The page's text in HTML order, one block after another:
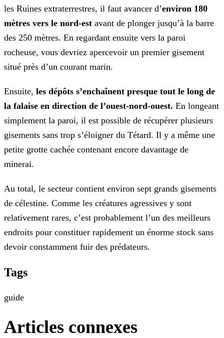
les Ruines extraterrestres, il faut avancer d’environ 180
mètres vers le nord-est avant de plonger jusqu’à la barre
des 250 mètres. En regardant ensuite vers la paroi
rocheuse, vous devriez apercevoir un premier gisement
situé près d’un courant marin.
Ensuite, les dépôts s’enchaînent presque tout le long de
la falaise en direction de l’ouest-nord-ouest. En longeant
simplement la paroi, il est possible de récupérer plusieurs
gisements sans trop s’éloigner du Tétard. Il y a même une
petite grotte cachée contenant encore davantage de
minerai.
Au total, le secteur contient environ sept grands gisements
de célestine. Comme les créatures agressives y sont
relativement rares, c’est probablement l’un des meilleurs
endroits pour constituer rapidement un énorme stock sans
devoir constamment fuir des prédateurs.
Tags
guide
Articles connexes